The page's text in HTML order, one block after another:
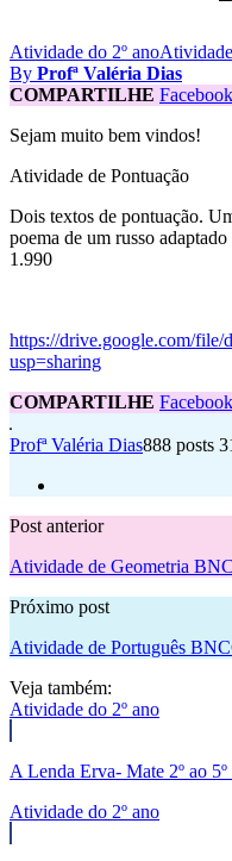
Atividade do 2º ano
By Profª Valéria Dias
COMPARTILHE Facebook
Sejam muito bem vindos!
Atividade de Pontuação
Dois textos de pontuação.
poema de um russo
1.990
https://drive.google.com/
usp=sharing
COMPARTILHE Facebook
Profª Valéria Dias888 posts
Post anterior
Atividade de Geometria
Próximo post
Atividade de Português
Veja também:
Atividade do 2º ano
A Lenda Erva- Mate 2º ao 5º
Atividade do 2º ano